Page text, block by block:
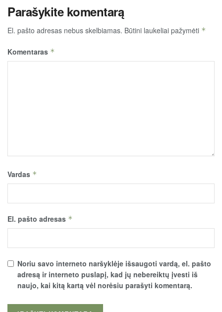
Parašykite komentarą
El. pašto adresas nebus skelbiamas. Būtini laukeliai pažymėti *
Komentaras *
Vardas *
El. pašto adresas *
Noriu savo interneto naršyklėje išsaugoti vardą, el. pašto
adresą ir interneto puslapį, kad jų nebereiktų įvesti iš
naujo, kai kitą kartą vėl norėsiu parašyti komentarą.